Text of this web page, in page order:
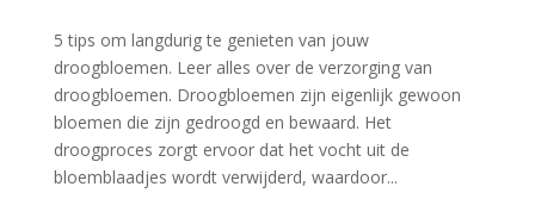
5 tips om langdurig te genieten van jouw
droogbloemen. Leer alles over de verzorging van
droogbloemen. Droogbloemen zijn eigenlijk gewoon
bloemen die zijn gedroogd en bewaard. Het
droogproces zorgt ervoor dat het vocht uit de
bloemblaadjes wordt verwijderd, waardoor...